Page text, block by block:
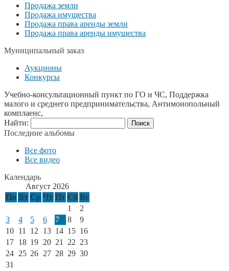
Продажа земли
Продажа имущества
Продажа права аренды земли
Продажа права аренды имущества
Муниципальный заказ
Аукционы
Конкурсы
Учебно-консультационный пункт по ГО и ЧС, Поддержка
малого и среднего предпринимательства, Антимонопольный
комплаенс,
Найти:
Последние альбомы
Все фото
Все видео
Календарь
Август 2026
Пн Вт Ср Чт Пт Сб Вс
1
2
3
4 5 6 7 8
9
10 11 12 13 14 15 16
17 18 19 20 21 22 23
24 25 26 27 28 29 30
31